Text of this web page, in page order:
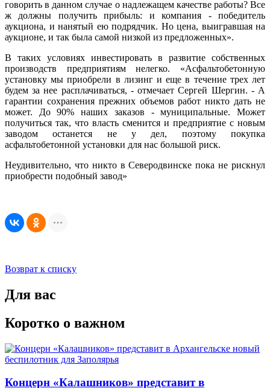
говорить в данном случае о надлежащем качестве работы? Все
ж должны получить прибыль: и компания - победитель
аукциона, и нанятый ею подрядчик. Но цена, выигравшая на
аукционе, и так была самой низкой из предложенных».
В таких условиях инвестировать в развитие собственных
производств предприятиям нелегко. «Асфальтобетонную
установку мы приобрели в лизинг и еще в течение трех лет
будем за нее расплачиваться, - отмечает Сергей Шергин. - А
гарантии сохранения прежних объемов работ никто дать не
может. До 90% наших заказов - муниципальные. Может
получиться так, что власть сменится и предприятие с новым
заводом останется не у дел, поэтому покупка
асфальтобетонной установки для нас большой риск.
Неудивительно, что никто в Северодвинске пока не рискнул
приобрести подобный завод»
Возврат к списку
Для вас
Коротко о важном
Концерн «Калашников» представит в